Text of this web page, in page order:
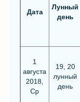
Дата
Лунный
день
1
августа
2018,
Ср
19, 20
лунный
день